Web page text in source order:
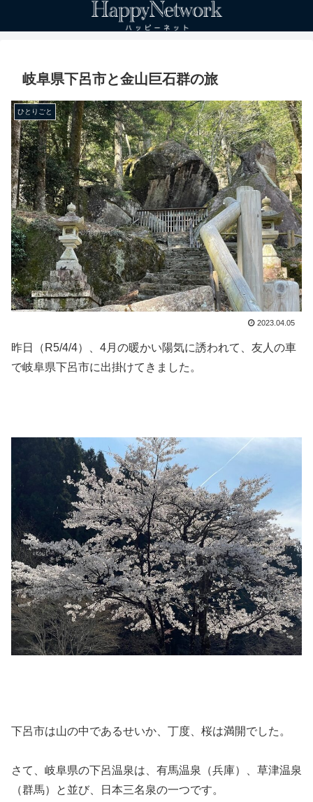
岐阜県下呂市と金山巨石群の旅
ひとりごと
2023.04.05
昨日（R5/4/4）、4月の暖かい陽気に誘われて、友人の車
で岐阜県下呂市に出掛けてきました。
下呂市は山の中であるせいか、丁度、桜は満開でした。
さて、岐阜県の下呂温泉は、有馬温泉（兵庫）、草津温泉
（群馬）と並び、日本三名泉の一つです。